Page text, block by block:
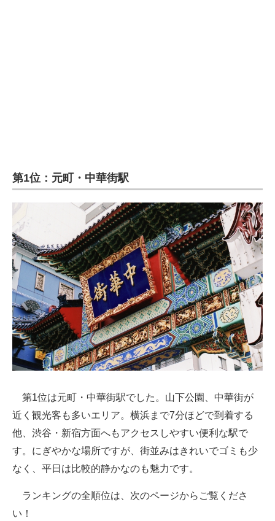
第1位：元町・中華街駅
第1位は元町・中華街駅でした。山下公園、中華街が
近く観光客も多いエリア。横浜まで7分ほどで到着する
他、渋谷・新宿方面へもアクセスしやすい便利な駅で
す。にぎやかな場所ですが、街並みはきれいでゴミも少
なく、平日は比較的静かなのも魅力です。
ランキングの全順位は、次のページからご覧くださ
い！